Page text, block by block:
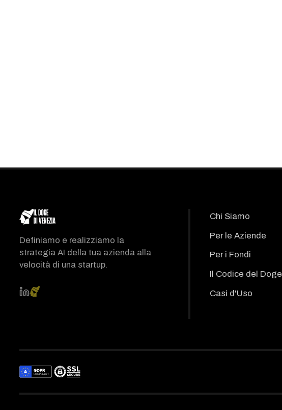
Definiamo e realizziamo la
strategia AI della tua azienda alla
velocità di una startup.
Chi Siamo
Per le Aziende
Per i Fondi
Il Codice del Doge
Casi d'Uso